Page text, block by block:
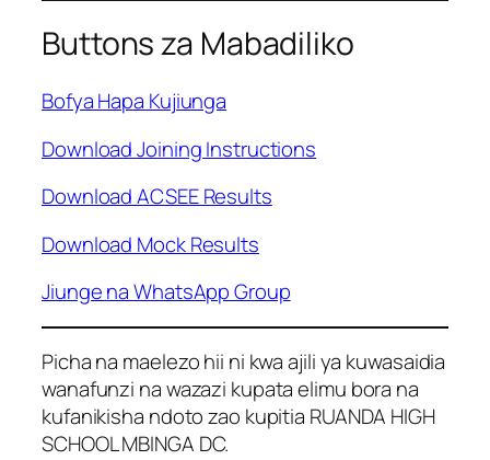
Buttons za Mabadiliko
Bofya Hapa Kujiunga
Download Joining Instructions
Download ACSEE Results
Download Mock Results
Jiunge na WhatsApp Group
Picha na maelezo hii ni kwa ajili ya kuwasaidia
wanafunzi na wazazi kupata elimu bora na
kufanikisha ndoto zao kupitia RUANDA HIGH
SCHOOL MBINGA DC.